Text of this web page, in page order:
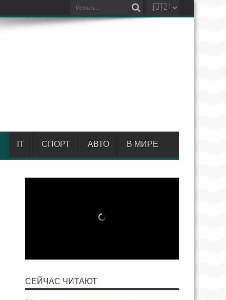
IT СПОРТ АВТО В МИРЕ
СЕЙЧАС ЧИТАЮТ